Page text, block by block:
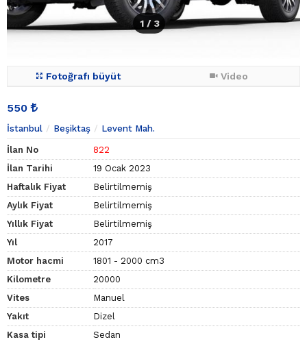
1 / 3
Fotoğrafı büyüt Video
550
İstanbul Beşiktaş Levent Mah.
İlan No
822
İlan Tarihi
19 Ocak 2023
Haftalık Fiyat
Belirtilmemiş
Aylık Fiyat
Belirtilmemiş
Yıllık Fiyat
Belirtilmemiş
Yıl
2017
Motor hacmi
1801 - 2000 cm3
Kilometre
20000
Vites
Manuel
Yakıt
Dizel
Kasa tipi
Sedan